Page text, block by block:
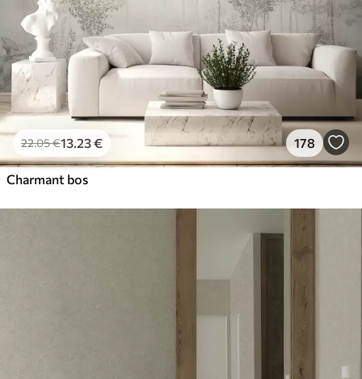
22.05€13.23€ 178
Charmant bos